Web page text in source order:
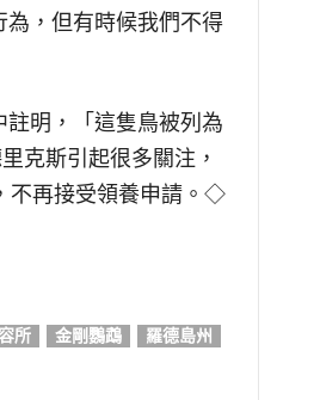
，但有時候我們不得
明，「這隻鳥被列為
克斯引起很多關注，
不再接受領養申請。◇
所 金剛鸚鵡 羅德島州